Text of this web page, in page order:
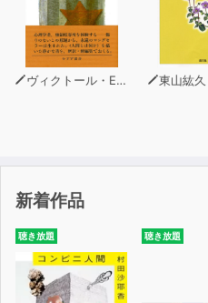
第七章 行動と経済の時代
第八章 仕事がアイデンテ
第九章 読書は人生の「ノ
あとがき 働きながら本を
出版以来ずっと「そもそも働
『なぜ働いていると本が読め
読めないじゃないか！ 矛盾
よ！」
と言われ続けてきた本書が……
ヴィクトール・E・フランクル 東山紘久
新着作品
聴き放題 聴き放題